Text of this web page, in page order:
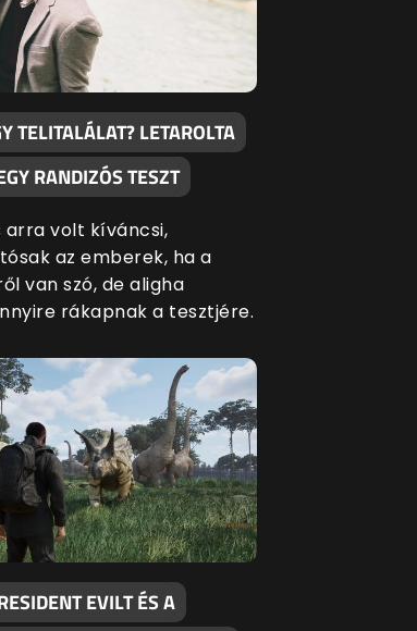
TELITALÁLAT? LETAROLTA
RANDIZÓS TESZT
arra volt kíváncsi,
az emberek, ha a
van szó, de aligha
rákapnak a tesztjére.
EVILT ÉS A